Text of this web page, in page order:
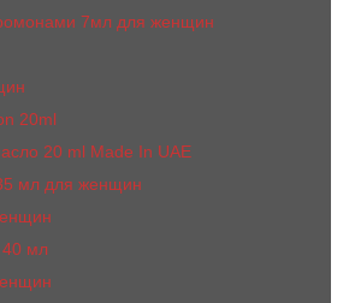
7мл для женщин
20ml
20 ml Made In UAE
мл для женщин
мл